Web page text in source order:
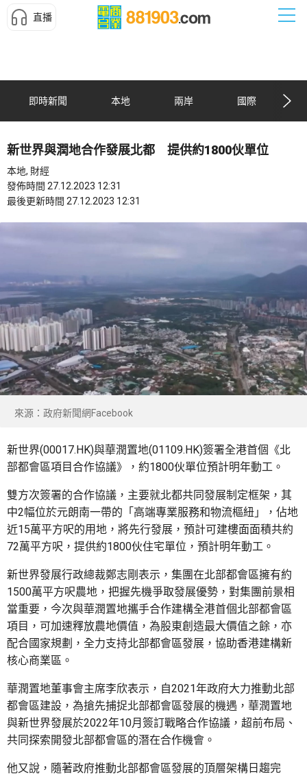
直播
即時新聞 本地 兩岸 國際
新世界與潤地合作發展北都 提供約1800伙單位
本地, 財經
發佈時間 27.12.2023 12:31
最後更新時間 27.12.2023 12:31
來源：政府新聞網Facebook
新世界(00017.HK)與華潤置地(01109.HK)簽署全港首個《北
部都會區項目合作協議》，約1800伙單位預計明年動工。
雙方次簽署的合作協議，主要就北都共同發展制定框架，其
中2幅位於元朗南一帶的「高端專業服務和物流樞紐」，佔地
近15萬平方呎的用地，將先行發展，預計可建樓面面積共約
72萬平方呎，提供約1800伙住宅單位，預計明年動工。
新世界發展行政總裁鄭志剛表示，集團在北部都會區擁有約
1500萬平方呎農地，把握先機爭取發展優勢，對集團前景相
當重要，今次與華潤置地攜手合作建構全港首個北部都會區
項目，可加速釋放農地價值，為股東創造最大價值之餘，亦
配合國家規劃，全力支持北部都會區發展，協助香港建構新
核心商業區。
華潤置地董事會主席李欣表示，自2021年政府大力推動北部
都會區建設，為搶先捕捉北部都會區發展的機遇，華潤置地
與新世界發展於2022年10月簽訂戰略合作協議，超前布局、
共同探索開發北部都會區的潛在合作機會。
他又說，隨著政府推動北部都會區發展的頂層架構日趨完